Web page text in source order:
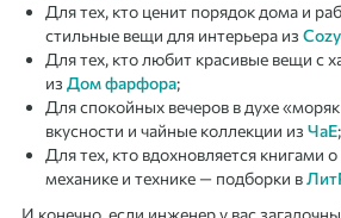
Для тех, кто ценит порядок дома и
стильные вещи для интерьера из
Для тех, кто любит красивые вещи с
из Дом фарфора;
Для спокойных вечеров в духе
вкусности и чайные коллекции из ЧаЕ;
Для тех, кто вдохновляется книгами
механике и технике — подборки в
И конечно, если инженер у вас